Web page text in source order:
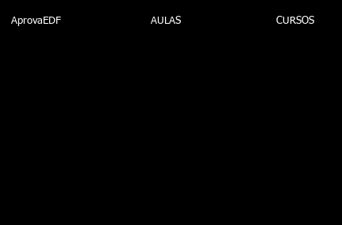
AprovaEDF AULAS CURSOS